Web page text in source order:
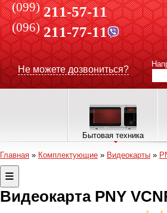
(099) 211-57-11
(096)211-77-11
Не можете дозвониться?
Бытовая техника
Главная » Комплектующие » Видеокарты »
Видеокарта PNY